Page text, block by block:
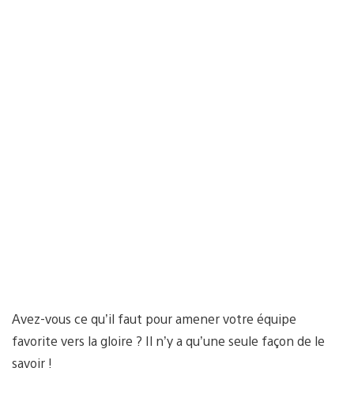
Avez-vous ce qu’il faut pour amener votre équipe
favorite vers la gloire ? Il n’y a qu’une seule façon de le
savoir !